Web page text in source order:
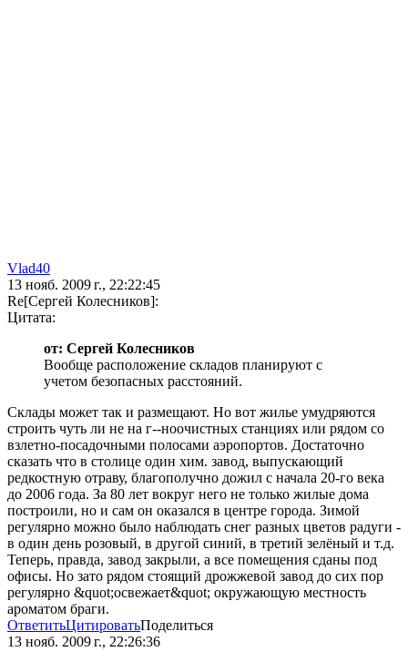
Vlad40
13 нояб. 2009 г., 22:22:45
Re[Сергей Колесников]:
Цитата:
от: Сергей Колесников
Вообще расположение складов планируют с
учетом безопасных расстояний.
Склады может так и размещают. Но вот жилье умудряются
строить чуть ли не на г--ноочистных станциях или рядом со
взлетно-посадочными полосами аэропортов. Достаточно
сказать что в столице один хим. завод, выпускающий
редкостную отраву, благополучно дожил с начала 20-го века
до 2006 года. За 80 лет вокруг него не только жилые дома
построили, но и сам он оказался в центре города. Зимой
регулярно можно было наблюдать снег разных цветов радуги -
в один день розовый, в другой синий, в третий зелёный и т.д.
Теперь, правда, завод закрыли, а все помещения сданы под
офисы. Но зато рядом стоящий дрожжевой завод до сих пор
регулярно &quot;освежает&quot; окружающую местность
ароматом браги.
ОтветитьЦитироватьПоделиться
13 нояб. 2009 г., 22:26:36